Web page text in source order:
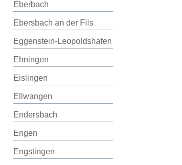
Eberbach
Ebersbach an der Fils
Eggenstein-Leopoldshafen
Ehningen
Eislingen
Ellwangen
Endersbach
Engen
Engstingen